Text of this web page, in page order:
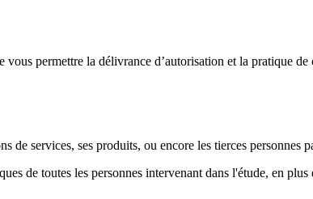
permettre la délivrance d’autorisation et la pratique
services, ses produits, ou encore les tierces personnes
de toutes les personnes intervenant dans l'étude, en